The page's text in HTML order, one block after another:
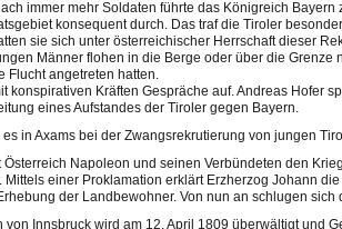
immer mehr Soldaten führte das Königreich
konsequent durch. Das traf die Tiroler
sie sich unter österreichischer Herrschaft dieser
Männer flohen in die Berge oder über die
Flucht angetreten hatten.
konspirativen Kräften Gespräche auf. Andreas Hofer
eines Aufstandes der Tiroler gegen Bayern.
in Axams bei der Zwangsrekrutierung von jungen
Österreich Napoleon und seinen Verbündeten den
Mittels einer Proklamation erklärt Erzherzog Johann
der Landbewohner. Von nun an schlugen
von Innsbruck wird am 12. April 1809 überwältigt und